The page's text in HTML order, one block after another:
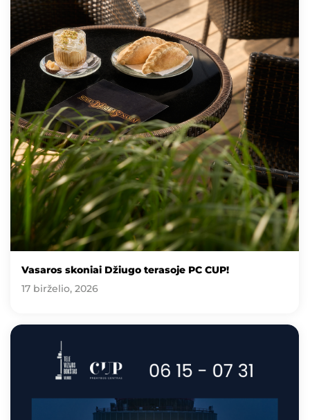
Vasaros skoniai Džiugo terasoje PC CUP!
17 birželio, 2026